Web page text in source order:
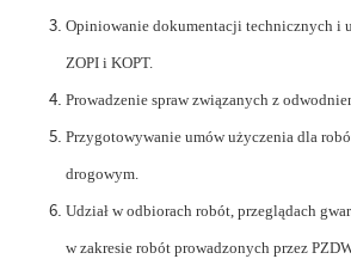
Opiniowanie dokumentacji technicznych i
ZOPI i KOPT.
Prowadzenie spraw związanych z
Przygotowywanie umów użyczenia dla
drogowym.
Udział w odbiorach robót, przeglądach
w zakresie robót prowadzonych przez